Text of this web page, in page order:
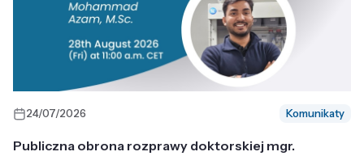
24/07/2026 Komunikaty
Publiczna obrona rozprawy doktorskiej mgr.